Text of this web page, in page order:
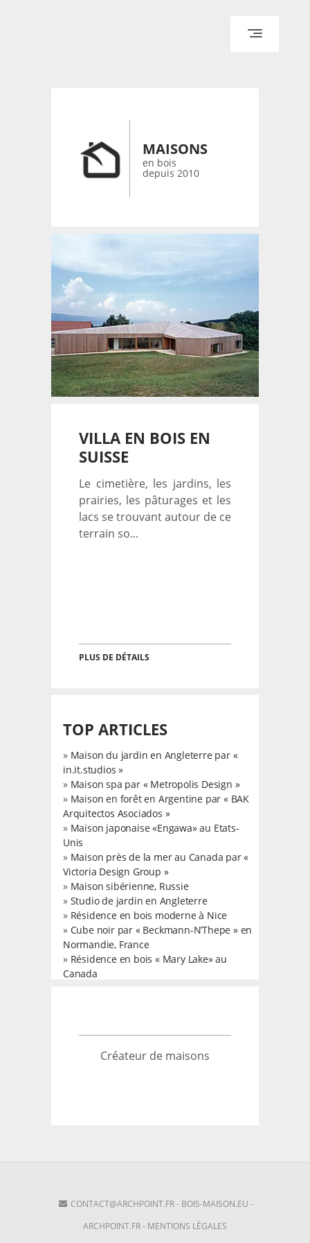
CONTACT
MAISONS
en bois
depuis 2010
VILLA EN BOIS EN
SUISSE
Le cimetière, les jardins, les
prairies, les pâturages et les
lacs se trouvant autour de ce
terrain so...
PLUS DE DÉTAILS
TOP ARTICLES
» Maison du jardin en Angleterre par «
in.it.studios »
» Maison spa par « Metropolis Design »
» Maison en forêt en Argentine par « BAK
Arquitectos Asociados »
» Maison japonaise «Engawa» au Etats-
Unis
» Maison près de la mer au Canada par «
Victoria Design Group »
» Maison sibérienne, Russie
» Studio de jardin en Angleterre
» Résidence en bois moderne à Nice
» Cube noir par « Beckmann-N’Thepe » en
Normandie, France
» Résidence en bois « Mary Lake» au
Canada
Créateur de maisons
CONTACT@ARCHPOINT.FR- BOIS-MAISON.EU -
ARCHPOINT.FR- MENTIONS LÉGALES